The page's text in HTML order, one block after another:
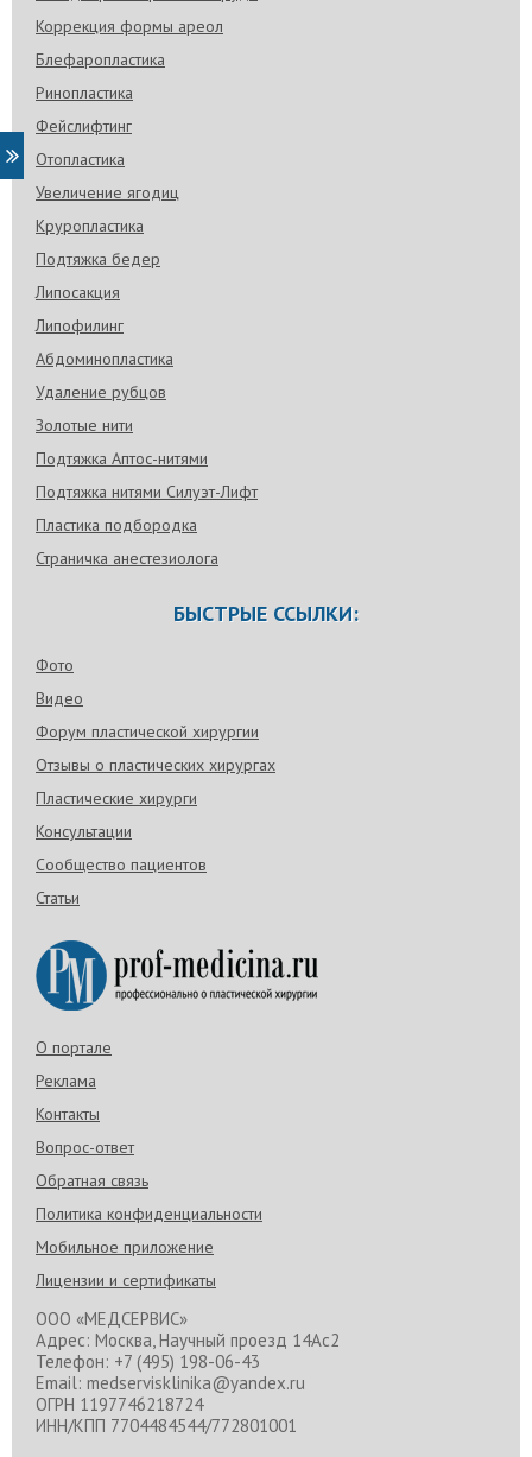
Коррекция формы ареол
Блефаропластика
Ринопластика
Фейслифтинг
Отопластика
Увеличение ягодиц
Круропластика
Подтяжка бедер
Липосакция
Липофилинг
Абдоминопластика
Удаление рубцов
Золотые нити
Подтяжка Аптос-нитями
Подтяжка нитями Силуэт-Лифт
Пластика подбородка
Страничка анестезиолога
БЫСТРЫЕ ССЫЛКИ:
Фото
Видео
Форум пластической хирургии
Отзывы о пластических хирургах
Пластические хирурги
Консультации
Сообщество пациентов
Статьи
О портале
Реклама
Контакты
Вопрос-ответ
Обратная связь
Политика конфиденциальности
Мобильное приложение
Лицензии и сертификаты
ООО «МЕДСЕРВИС»
Адрес: Москва, Научный проезд 14Ас2
Телефон: +7 (495) 198-06-43
Email: medservisklinika@yandex.ru
ОГРН 1197746218724
ИНН/КПП 7704484544/772801001